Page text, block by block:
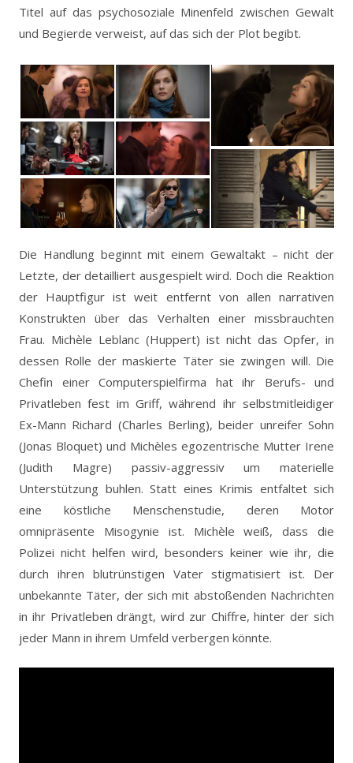
Titel auf das psychosoziale Minenfeld zwischen Gewalt
und Begierde verweist, auf das sich der Plot begibt.
Die Handlung beginnt mit einem Gewaltakt – nicht der
Letzte, der detailliert ausgespielt wird. Doch die Reaktion
der Hauptfigur ist weit entfernt von allen narrativen
Konstrukten über das Verhalten einer missbrauchten
Frau. Michèle Leblanc (Huppert) ist nicht das Opfer, in
dessen Rolle der maskierte Täter sie zwingen will. Die
Chefin einer Computerspielfirma hat ihr Berufs- und
Privatleben fest im Griff, während ihr selbstmitleidiger
Ex-Mann Richard (Charles Berling), beider unreifer Sohn
(Jonas Bloquet) und Michèles egozentrische Mutter Irene
(Judith Magre) passiv-aggressiv um materielle
Unterstützung buhlen. Statt eines Krimis entfaltet sich
eine köstliche Menschenstudie, deren Motor
omnipräsente Misogynie ist. Michèle weiß, dass die
Polizei nicht helfen wird, besonders keiner wie ihr, die
durch ihren blutrünstigen Vater stigmatisiert ist. Der
unbekannte Täter, der sich mit abstoßenden Nachrichten
in ihr Privatleben drängt, wird zur Chiffre, hinter der sich
jeder Mann in ihrem Umfeld verbergen könnte.